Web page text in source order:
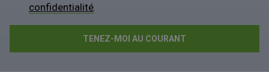
confidentialité.